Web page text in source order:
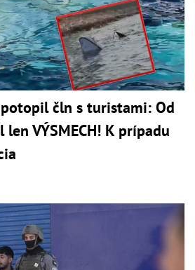
čln s turistami: Od
VÝSMECH! K prípadu